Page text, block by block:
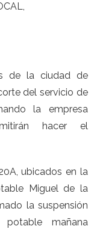
de la ciudad de
del servicio de
la empresa
hacer el
ubicados en la
Miguel de la
la suspensión
mañana